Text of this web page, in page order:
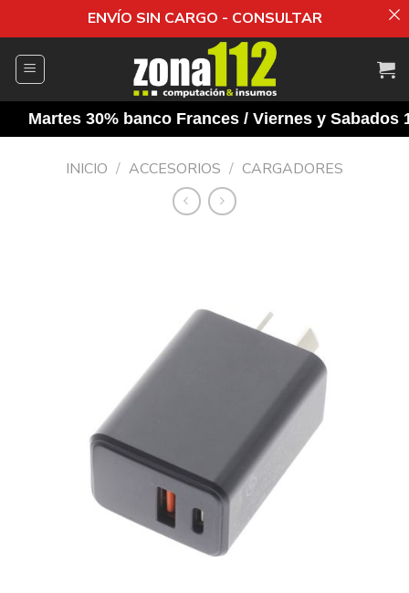
ENVÍO SIN CARGO - CONSULTAR
Martes 30% banco Frances / Viernes y
INICIO / ACCESORIOS / CARGADORES